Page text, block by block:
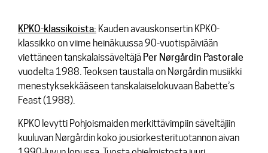
KPKO-klassikoista: Kauden avauskonsertin KPKO-
klassikko on viime heinäkuussa 90-vuotispäiviään
viettäneen tanskalaissäveltäjä Per Nørgårdin Pastorale
vuodelta 1988. Teoksen taustalla on Nørgårdin musiikki
menestyksekkääseen tanskalaiselokuvaan Babette’s
Feast (1988).
KPKO levytti Pohjoismaiden merkittävimpiin säveltäjiin
kuuluvan Nørgårdin koko jousiorkesterituotannon aivan